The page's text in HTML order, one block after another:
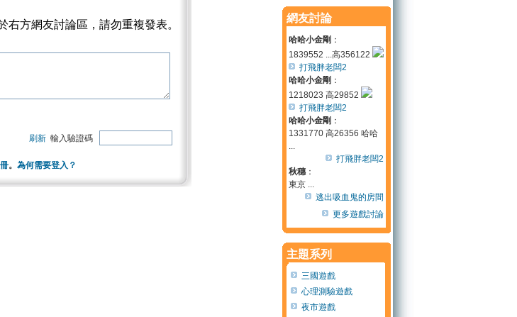
右方網友討論區，請勿重複發表。
刷新 輸入驗證碼
。 為何需要登入？
網友討論
哈哈小金剛 ：
1839552 ...高356122
打飛胖老闆2
哈哈小金剛 ：
1218023 高29852
打飛胖老闆2
哈哈小金剛 ：
1331770 高26356 哈哈
...
打飛胖老闆2
秋穗：
東京 ...
逃出吸血鬼的房間
更多遊戲討論
主題系列
三國遊戲
心理測驗遊戲
夜市遊戲